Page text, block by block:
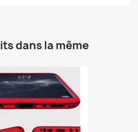
dans la même